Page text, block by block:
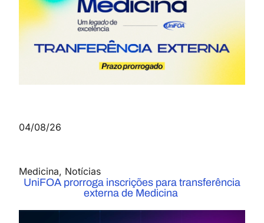
04/08/26
Medicina, Notícias
UniFOA prorroga inscrições para transferência
externa de Medicina